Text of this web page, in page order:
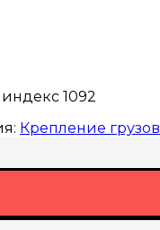
1092
Крепление грузов